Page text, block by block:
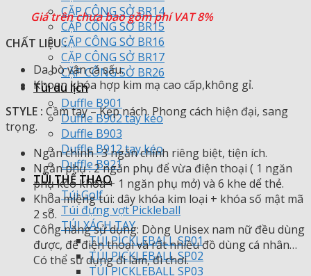
CẶP CÔNG SỞ BR14
CẶP CÔNG SỞ BR15
CẶP CÔNG SỞ BR16
CẶP CÔNG SỞ BR17
CẶP CÔNG SỞ BR26
Túi du lịch
Duffle B901
Duffle B902 tay kéo
Duffle B903
Duffle B912 tay kéo
Duffle B921
TÚI THỂ THAO
Túi Golf
Túi đựng vợt Pickleball
TÚI XÁCH TAY
TÚI PICKLEBALL SP01
TÚI PICKLEBALL SP02
TÚI PICKLEBALL SP03
Giá trên chưa bao gồm phí VAT 8%
CHẤT LIỆU :
Da bò vân cá sấu.
Khoen khóa hợp kim mạ cao cấp,không gỉ.
STYLE : Cầm tay – Kẹp nách. Phong cách hiện đại, sang
trọng.
Ngăn chính : 3 ngăn chính riêng biệt, tiện ích.
Ngăn phụ : 2 ngăn phụ để vừa điện thoại ( 1 ngăn
phụ kéo khóa + 1 ngăn phụ mở) và 6 khe dể thẻ.
Khóa miệng túi: dây khóa kim loại + khóa số mật mã
2 số.
Công năng sử dụng: Dòng Unisex nam nữ đều dùng
được, để điện thoại và rất nhiều đồ dùng cá nhân…
Có thể sử dụng đi làm, đi chơi.